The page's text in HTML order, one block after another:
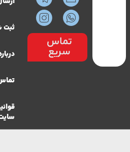
تماس
سریع
ثبت شکایت
درباره ما
تماس با ما
قوانین